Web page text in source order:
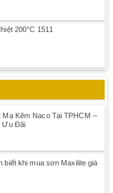
200°C 1511
Kẽm Naco Tại TPHCM –
Ưu Đãi
biết khi mua sơn Maxilite giá